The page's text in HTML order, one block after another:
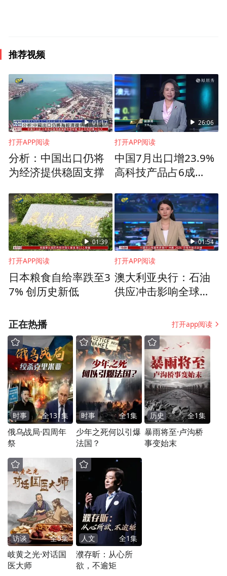
业链项目路演活动，13家投资机构与20余家
先进企业现场精准对接，奏响产融协同的华
彩乐章。
“AI+千行百业”，算力正成为赋能千行百业的
核心生产力。省政府工作报告提出，深化数
算电网等资源协同，发展智算、超算等先进
算力中心。分行积极把握“新基建”浪潮，创
战略合作，支持做强数据产业；以售后回租
方式为某省级智能计算中心投放5亿元，保障
前沿领域算力供给；贴心陪伴8年，助力华天
科技蝶变成半导体封测巨头……这是金融与
科技创新的双向奔赴，更是该行寻“新”求
“质”的铿锵落笔。
践行“双碳”战略
绘就绿水青山“金”画卷
绿色发展是高质量发展的底色。“十五五”时
期，我国明确将建成100个左右国家级零碳园
区。江苏正加速国家级零碳园区建设,提升绿
色竞争力。
逐绿而行，向绿而兴，华夏银行南京分行坚
决贯彻国家和地方绿色发展重大决策部署。4
月初，分行在盐城经济技术开发区启动“灯塔
行动进园区”系列活动，现场发布《园区金融
综合服务方案》，推出“华夏园区通”系列近
30款特色产品，构建“融资+融智”“商行+投
行”综合服务模式，助力园区绿色转型。
推荐视频
01:17
打开APP阅读
分析：中国出口仍将
为经济提供稳固支撑
26:06
打开APP阅读
中国7月出口增23.9%
高科技产品占6成
局
01:39
打开APP阅读
日本粮食自给率跌至3
7% 创历史新低
01:54
打开APP阅读
澳大利亚央行：石油
供应冲击影响全球经
正在热播 打开app阅读
时事 全131集
俄乌战局·四周年
祭
时事 全1集
少年之死何以引爆
法国？
历史 全1集
暴雨将至·卢沟桥
事变始末
访谈 全5集
岐黄之光·对话国
医大师
人文 全1集
濮存昕：从心所
欲，不逾矩